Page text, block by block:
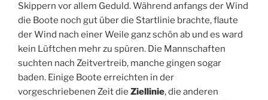
Skippern vor allem Geduld. Während anfangs der Wind
die Boote noch gut über die Startlinie brachte, flaute
der Wind nach einer Weile ganz schön ab und es ward
kein Lüftchen mehr zu spüren. Die Mannschaften
suchten nach Zeitvertreib, manche gingen sogar
baden. Einige Boote erreichten in der
vorgeschriebenen Zeit die Ziellinie, die anderen